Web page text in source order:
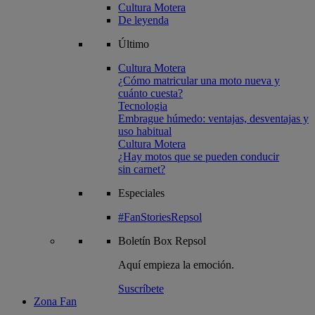
Cultura Motera
De leyenda
Último
Cultura Motera
¿Cómo matricular una moto nueva y
cuánto cuesta?
Tecnologia
Embrague húmedo: ventajas, desventajas y
uso habitual
Cultura Motera
¿Hay motos que se pueden conducir
sin carnet?
Especiales
#FanStoriesRepsol
Boletín Box Repsol
Aquí empieza la emoción.
Suscríbete
Zona Fan